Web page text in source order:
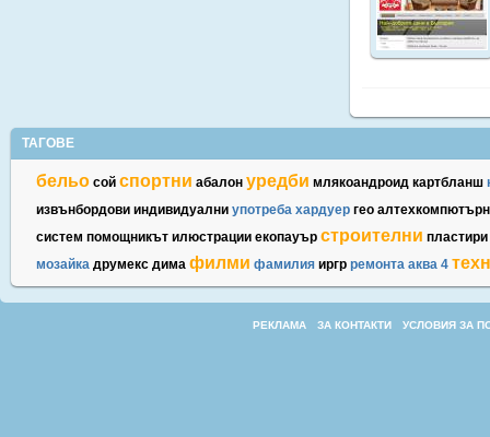
ТАГОВЕ
бельо сой спортни абалон уредби млякоандроид картбланш
извънбордови индивидуални употреба хардуер гео
систем помощникът илюстрации екопауър строителни пластири
мозайка друмекс дима филми фамилия иргр ремонта аква 4
РЕКЛАМА ЗА КОНТАКТИ УСЛОВИЯ ЗА